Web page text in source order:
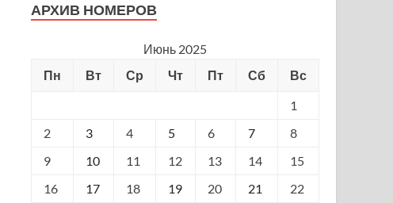
АРХИВ НОМЕРОВ
Июнь 2025
Пн
Вт Ср Чт Пт Сб
Вс
1
2
3 4 5 6 7
8
9
10 11 12 13 14
15
16
17 18 19 20 21
22